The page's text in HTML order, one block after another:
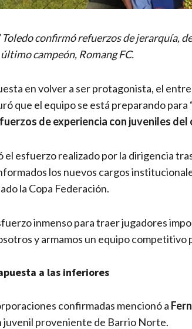
Toledo confirmó refuerzos de jerarquía,
campeón, Romang FC.
en volver a ser protagonista, el
que el equipo se está preparando
de experiencia con juveniles del
el esfuerzo realizado por la dirigencia
los nuevos cargos
la Copa Federación.
inmenso para traer jugadores
y armamos un equipo competitivo
a las inferiores
confirmadas mencionó a
juvenil proveniente de Barrio Norte.